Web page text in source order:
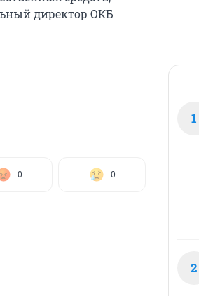
директор ОКБ
0 0
1
2